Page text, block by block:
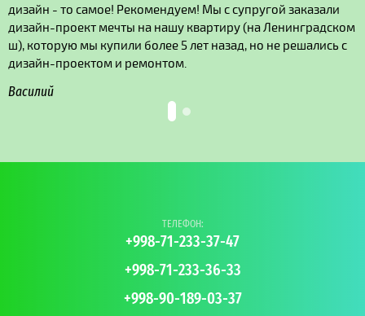
дизайн - то самое! Рекомендуем! Мы с супругой заказали
дизайн-проект мечты на нашу квартиру (на Ленинградском
ш), которую мы купили более 5 лет назад, но не решались с
дизайн-проектом и ремонтом.
Василий
ТЕЛЕФОН:
+998-71-233-37-47
+998-71-233-36-33
+998-90-189-03-37